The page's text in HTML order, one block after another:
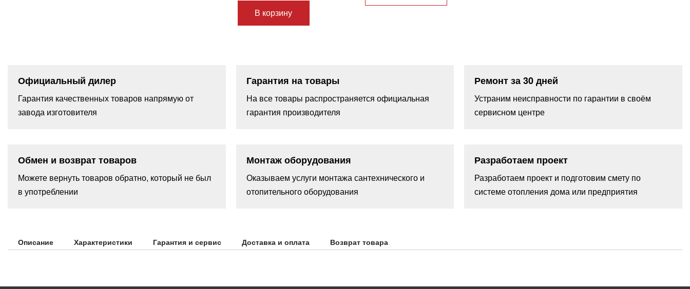
В корзину
Официальный дилер
Гарантия качественных товаров напрямую от
завода изготовителя
Гарантия на товары
На все товары распространяется официальная
гарантия производителя
Ремонт за 30 дней
Устраним неисправности по гарантии в своём
сервисном центре
Обмен и возврат товаров
Можете вернуть товаров обратно, который не был
в употреблении
Монтаж оборудования
Оказываем услуги монтажа сантехнического и
отопительного оборудования
Разработаем проект
Разработаем проект и подготовим смету по
системе отопления дома или предприятия
Описание Характеристики Гарантия и сервис Доставка и оплата Возврат товара